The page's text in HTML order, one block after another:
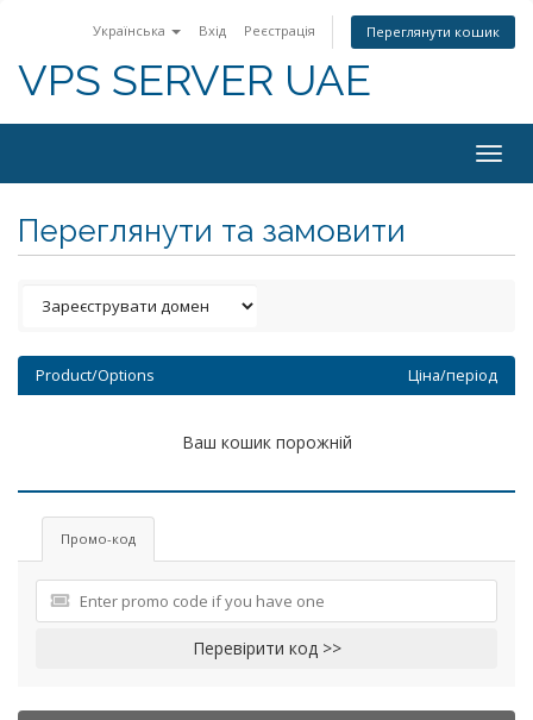
Українська Вхід Реєстрація Переглянути кошик
VPS SERVER UAE
Переглянути та замовити
Product/Options Ціна/період
Ваш кошик порожній
Промо-код
Перевірити код >>